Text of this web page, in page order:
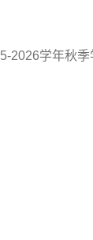
2026学年秋季